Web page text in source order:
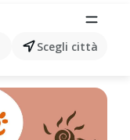
prodotti...Scegli città